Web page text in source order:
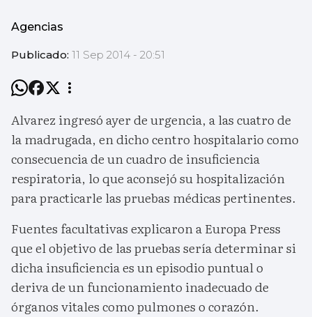
Agencias
Publicado: 11 Sep 2014 - 20:51
Alvarez ingresó ayer de urgencia, a las cuatro de
la madrugada, en dicho centro hospitalario como
consecuencia de un cuadro de insuficiencia
respiratoria, lo que aconsejó su hospitalización
para practicarle las pruebas médicas pertinentes.
Fuentes facultativas explicaron a Europa Press
que el objetivo de las pruebas sería determinar si
dicha insuficiencia es un episodio puntual o
deriva de un funcionamiento inadecuado de
órganos vitales como pulmones o corazón.